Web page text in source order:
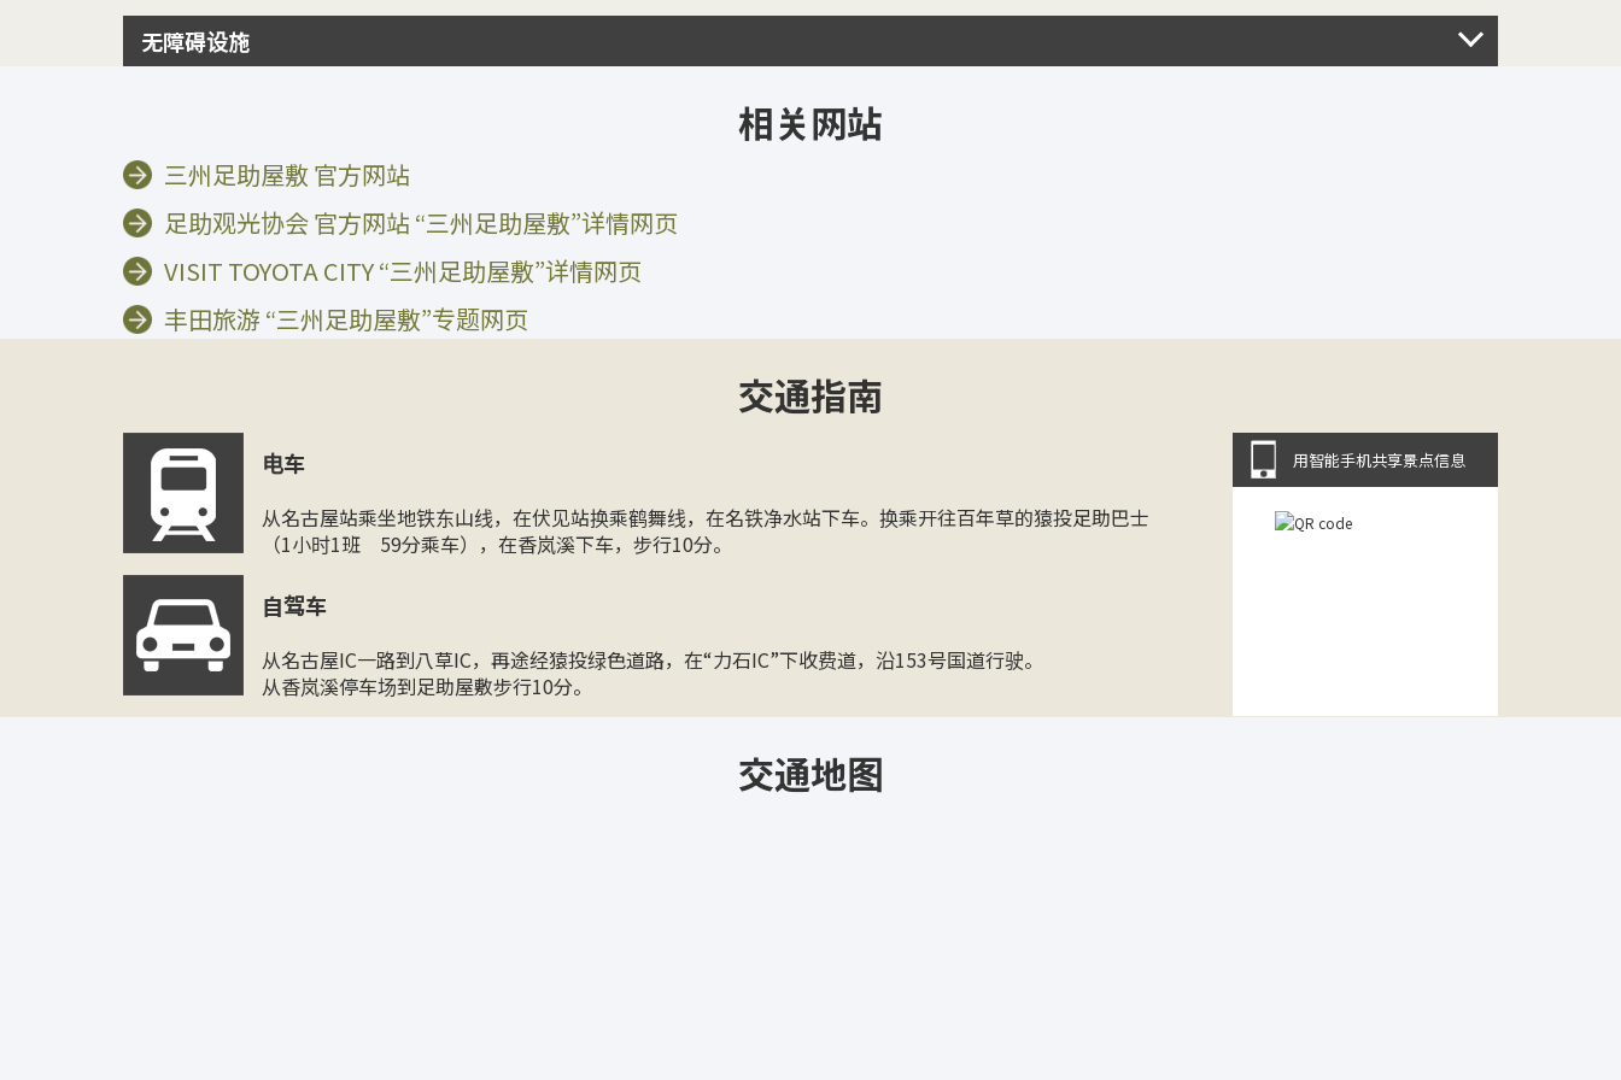
无障碍设施
相关网站
三州足助屋敷 官方网站
足助观光协会 官方网站 “三州足助屋敷”详情网页
VISIT TOYOTA CITY “三州足助屋敷”详情网页
丰田旅游 “三州足助屋敷”专题网页
交通指南
电车
从名古屋站乘坐地铁东山线，在伏见站换乘鹤舞线，在名铁净水站下车。换乘开往百年草的猿投足助巴士
（1小时1班 59分乘车），在香岚溪下车，步行10分。
自驾车
从名古屋IC一路到八草IC，再途经猿投绿色道路，在“力石IC”下收费道，沿153号国道行驶。
从香岚溪停车场到足助屋敷步行10分。
用智能手机共享景点信息
交通地图